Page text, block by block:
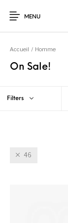
MENU
Accueil / Homme
On Sale!
Filters
46